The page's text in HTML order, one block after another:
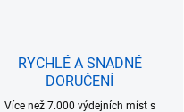
RYCHLÉ A SNADNÉ
DORUČENÍ
Více než 7.000 výdejních míst s